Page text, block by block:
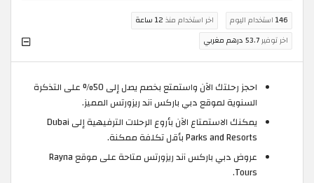
146 استخدام اليوم اخر استخدام منذ 12 ساعة
اخر توفير53.7 درهم مغربي
احجز رحلتك الآن واستمتع بخصم يصل إلى 50% على التذكرة
السنوية لموقع دبي باركس آند ريزورتس المميز.
يمكنك الاستمتاع الآن بأروع الرحلات الترفيهية إلى Dubai
Parks and Resorts بأقل تكلفة ممكنة.
عروض دبي باركس آند ريزورتس متاحة على موقع Rayna
Tours.